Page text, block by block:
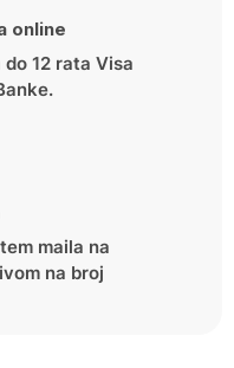
online
12 rata Visa
maila na
na broj